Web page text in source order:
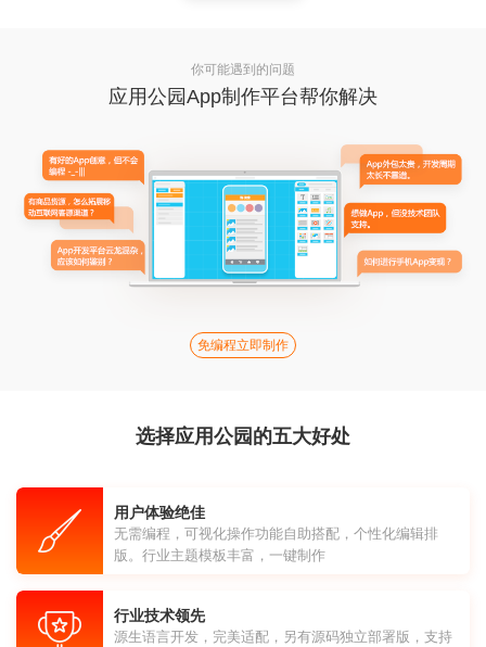
你可能遇到的问题
应用公园App制作平台帮你解决
免编程立即制作
选择应用公园的五大好处
用户体验绝佳
无需编程，可视化操作功能自助搭配，个性化编辑排
版。行业主题模板丰富，一键制作
行业技术领先
源生语言开发，完美适配，另有源码独立部署版，支持